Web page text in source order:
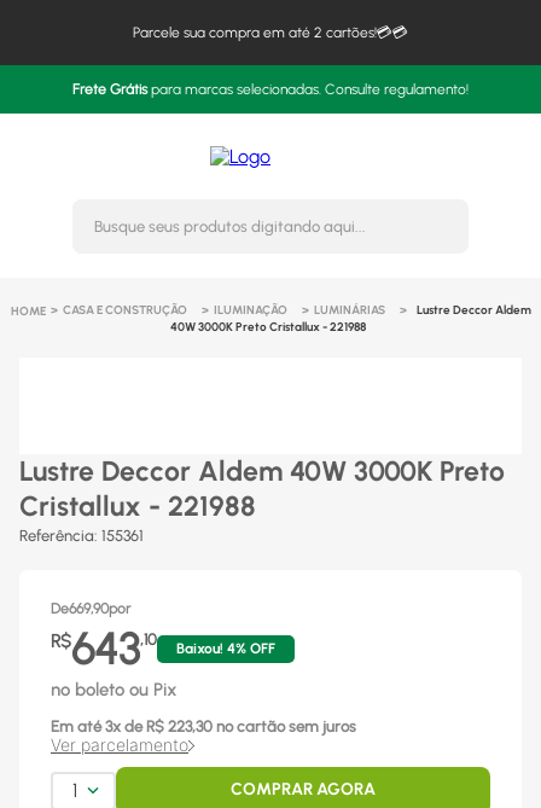
Parcele sua compra em até 2 cartões!💳💳
Frete Grátispara marcas selecionadas. Consulte regulamento!
Busque seus produtos
CASA E CONSTRUÇÃO ILUMINAÇÃO LUMINÁRIAS
Lustre Deccor Aldem
40W 3000K Preto Cristallux - 221988
Lustre Deccor Aldem 40W 3000K Preto
Cristallux - 221988
Referência: 155361
De669,90por
R$643,10
Baixou! 4% OFF
no boleto ou Pix
Em até 3x de R$ 223,30 no cartão sem juros
Ver parcelamento
1 COMPRAR AGORA